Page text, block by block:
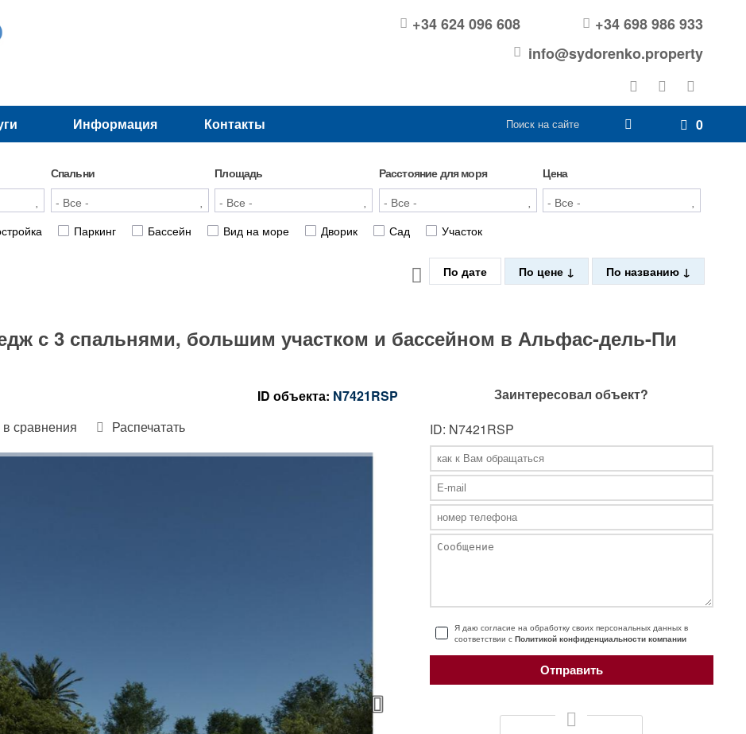
+34 698 986 933
+34 624 096 608
info@sydorenko.property
Информация Контакты 0
Спальни Площадь Расстояние для моря Цена
Паркинг Бассейн Вид на море Дворик Сад Участок
По дате По цене По названию
с 3 спальнями, большим участком и бассейном в Альфас-дель-Пи
ID объекта: N7421RSP
сравнения Распечатать
Заинтересовал объект?
ID: N7421RSP
Я даю согласие на обработку своих персональных данных в
соответствии сПолитикой конфиденциальности компании